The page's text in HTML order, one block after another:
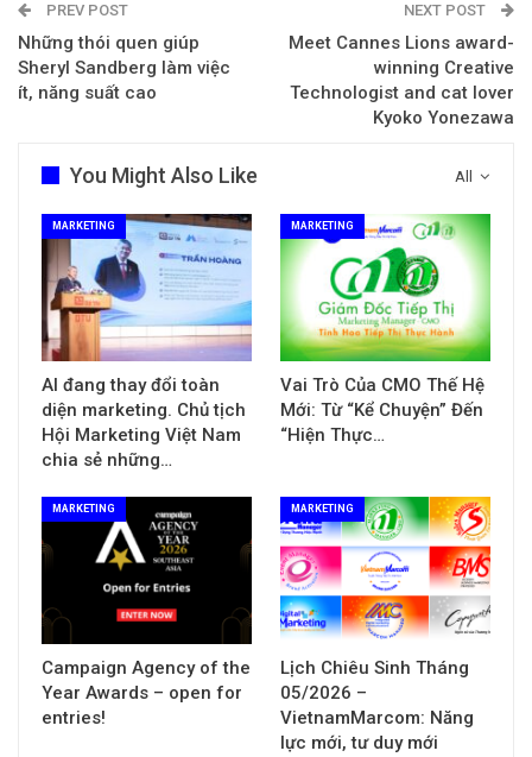
PREV POST
Những thói quen giúp
Sheryl Sandberg làm việc
ít, năng suất cao
NEXT POST
Meet Cannes Lions award-
winning Creative
Technologist and cat lover
Kyoko Yonezawa
All
You Might Also Like
MARKETING
AI đang thay đổi toàn
diện marketing. Chủ tịch
Hội Marketing Việt Nam
chia sẻ những…
MARKETING
Vai Trò Của CMO Thế Hệ
Mới: Từ “Kể Chuyện” Đến
“Hiện Thực…
MARKETING
Campaign Agency of the
Year Awards – open for
entries!
MARKETING
Lịch Chiêu Sinh Tháng
05/2026 –
VietnamMarcom: Năng
lực mới, tư duy mới